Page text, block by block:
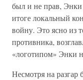
был и не прав, Энки
итоге локальный
войну. Это ясно из
противника,
«логотипом» Энки
Несмотря на